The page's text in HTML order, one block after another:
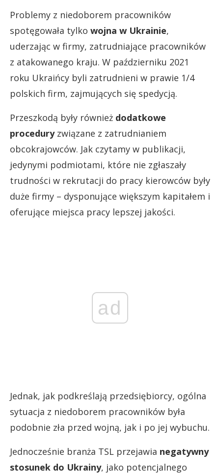
Problemy z niedoborem pracowników
spotęgowała tylko wojna w Ukrainie,
uderzając w firmy, zatrudniające pracowników
z atakowanego kraju. W październiku 2021
roku Ukraińcy byli zatrudnieni w prawie 1/4
polskich firm, zajmujących się spedycją.
Przeszkodą były również dodatkowe
proceduryzwiązane z zatrudnianiem
obcokrajowców. Jak czytamy w publikacji,
jedynymi podmiotami, które nie zgłaszały
trudności w rekrutacji do pracy kierowców były
duże firmy – dysponujące większym kapitałem i
oferujące miejsca pracy lepszej jakości.
ad
Jednak, jak podkreślają przedsiębiorcy, ogólna
sytuacja z niedoborem pracowników była
podobnie zła przed wojną, jak i po jej wybuchu.
Jednocześnie branża TSL przejawia negatywny
stosunek do Ukrainy, jako potencjalnego